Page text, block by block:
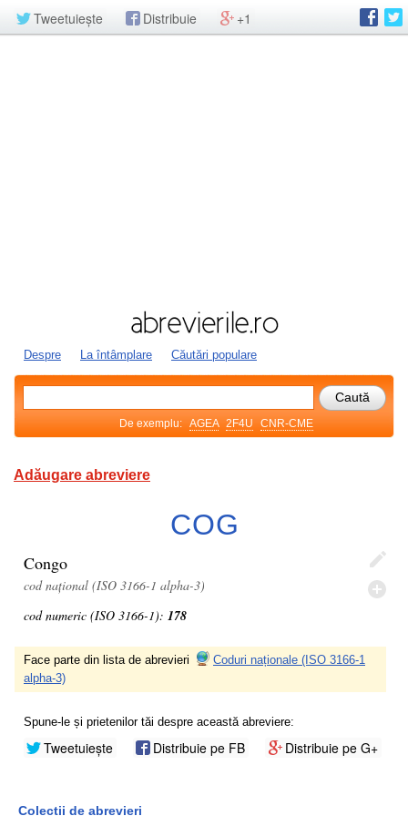
Tweetuiește Distribuie +1
Despre La întâmplare Căutări populare
De exemplu: AGEA 2F4U CNR-CME
Adăugare abreviere
COG
Congo
cod național (ISO 3166-1 alpha-3)
cod numeric (ISO 3166-1): 178
Face parte din lista de abrevieri
Coduri naționale (ISO 3166-1
alpha-3)
Spune-le și prietenilor tăi despre această abreviere:
Tweetuiește Distribuie pe FB Distribuie pe G+
Colecții de abrevieri